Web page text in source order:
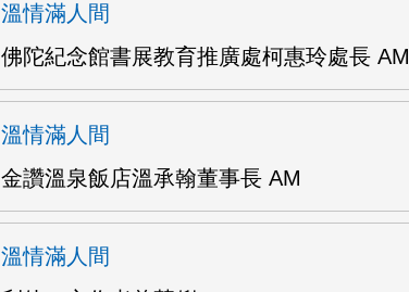
溫情滿人間
佛陀紀念館書展教育推廣處柯惠玲處長 AM
溫情滿人間
金讚溫泉飯店溫承翰董事長 AM
溫情滿人間